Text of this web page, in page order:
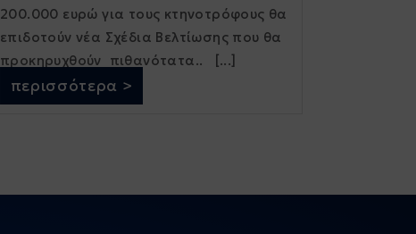
200.000 ευρώ για τους κτηνοτρόφους θα
επιδοτούν νέα Σχέδια Βελτίωσης που θα
προκηρυχθούν πιθανότατα.. [...]
περισσότερα >